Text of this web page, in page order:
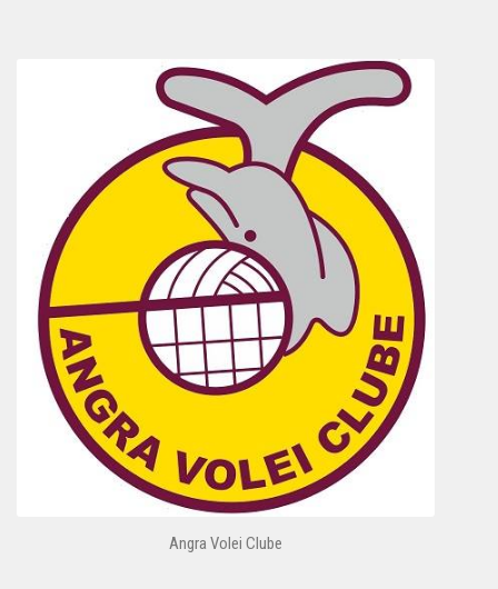
Angra Volei Clube